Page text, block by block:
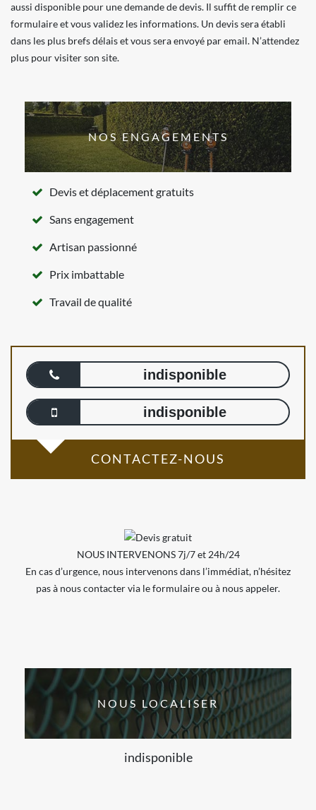
aussi disponible pour une demande de devis. Il suffit de remplir ce
formulaire et vous validez les informations. Un devis sera établi
dans les plus brefs délais et vous sera envoyé par email. N’attendez
plus pour visiter son site.
NOS ENGAGEMENTS
Devis et déplacement gratuits
Sans engagement
Artisan passionné
Prix imbattable
Travail de qualité
indisponible
indisponible
CONTACTEZ-NOUS
NOUS INTERVENONS 7j/7 et 24h/24
En cas d’urgence, nous intervenons dans l’immédiat, n’hésitez
pas à nous contacter via le formulaire ou à nous appeler.
NOUS LOCALISER
indisponible